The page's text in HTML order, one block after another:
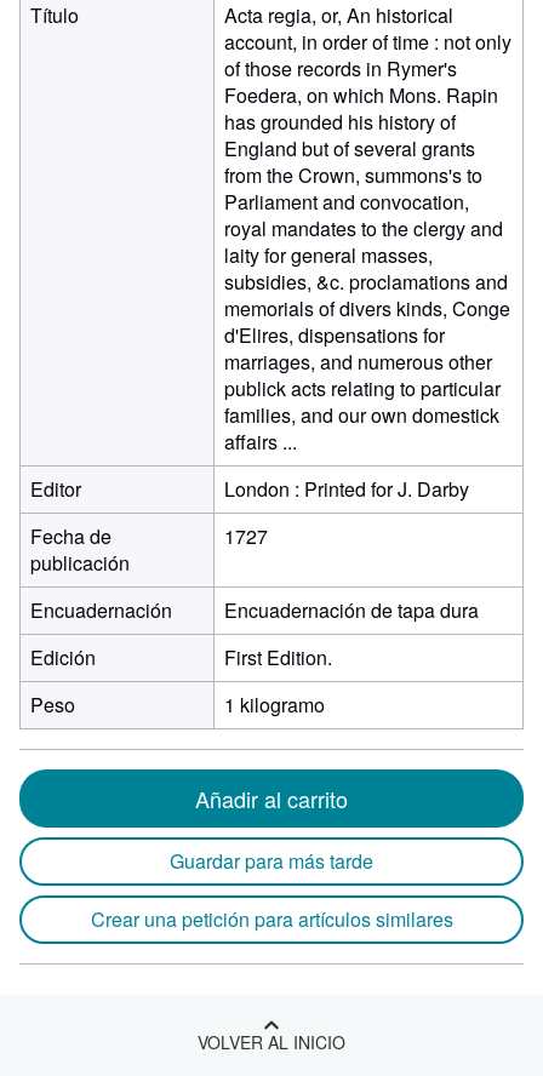
Título
Acta regia, or, An historical
account, in order of time : not only
of those records in Rymer's
Foedera, on which Mons. Rapin
has grounded his history of
England but of several grants
from the Crown, summons's to
Parliament and convocation,
royal mandates to the clergy and
laity for general masses,
subsidies, &c. proclamations and
memorials of divers kinds, Conge
d'Elires, dispensations for
marriages, and numerous other
publick acts relating to particular
families, and our own domestick
affairs ...
Editor
London : Printed for J. Darby
Fecha de
publicación
1727
Encuadernación
Encuadernación de tapa dura
Edición
First Edition.
Peso
1 kilogramo
Añadir al carrito
Guardar para más tarde
Crear una petición para artículos similares
VOLVER AL INICIO